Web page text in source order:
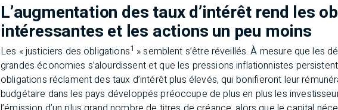
L’augmentation des taux d’intérêt rend les
intéressantes et les actions un peu moins
Les « justiciers des obligations1 » semblent s’être réveillés. À mesure que les
grandes économies s’alourdissent et que les pressions inflationnistes
obligations réclament des taux d’intérêt plus élevés, qui bonifieront leur
budgétaire dans les pays développés préoccupe de plus en plus les